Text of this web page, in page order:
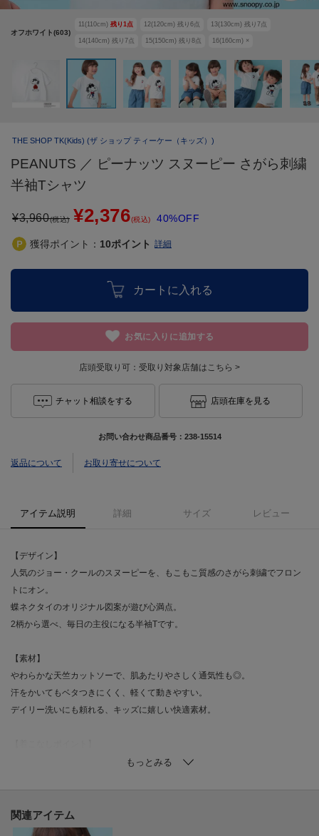
オフホワイト(603)
11(110cm) 残り 1 点 12(120cm) 残り 6点 13(130cm) 残り 7点
14(140cm) 残り 7点 15(150cm) 残り 8点 16(160cm) ×
THE SHOP TK(Kids) (ザ ショップ ティーケー（キッズ）)
PEANUTS ／ ピーナッツ スヌーピー さがら刺繍
半袖Tシャツ
¥3,960(税込) ¥2,376(税込) 40%OFF
獲得ポイント： 10ポイント 詳細
カートに入れる
お気に入りに追加する
店頭受取り可： 受取り対象店舗はこちら >
チャット相談をする 店頭在庫を見る
お問い合わせ商品番号： 238-15514
返品について お取り寄せについて
アイテム説明 詳細 サイズ レビュー
【デザイン】
人気のジョー・クールのスヌーピーを、もこもこ質感のさがら刺繍でフロン
トにオン。
蝶ネクタイのオリジナル図案が遊び心満点。
2柄から選べ、毎日の主役になる半袖Tです。
【素材】
やわらかな天竺カットソーで、肌あたりやさしく通気性も◎。
汗をかいてもベタつきにくく、軽くて動きやすい。
デイリー洗いにも頼れる、キッズに嬉しい快適素材。
デニムやカーゴで元気に、ショーツで夏らしく。
きょうだいリンクにも取り入れやすい一枚。
関連アイテム